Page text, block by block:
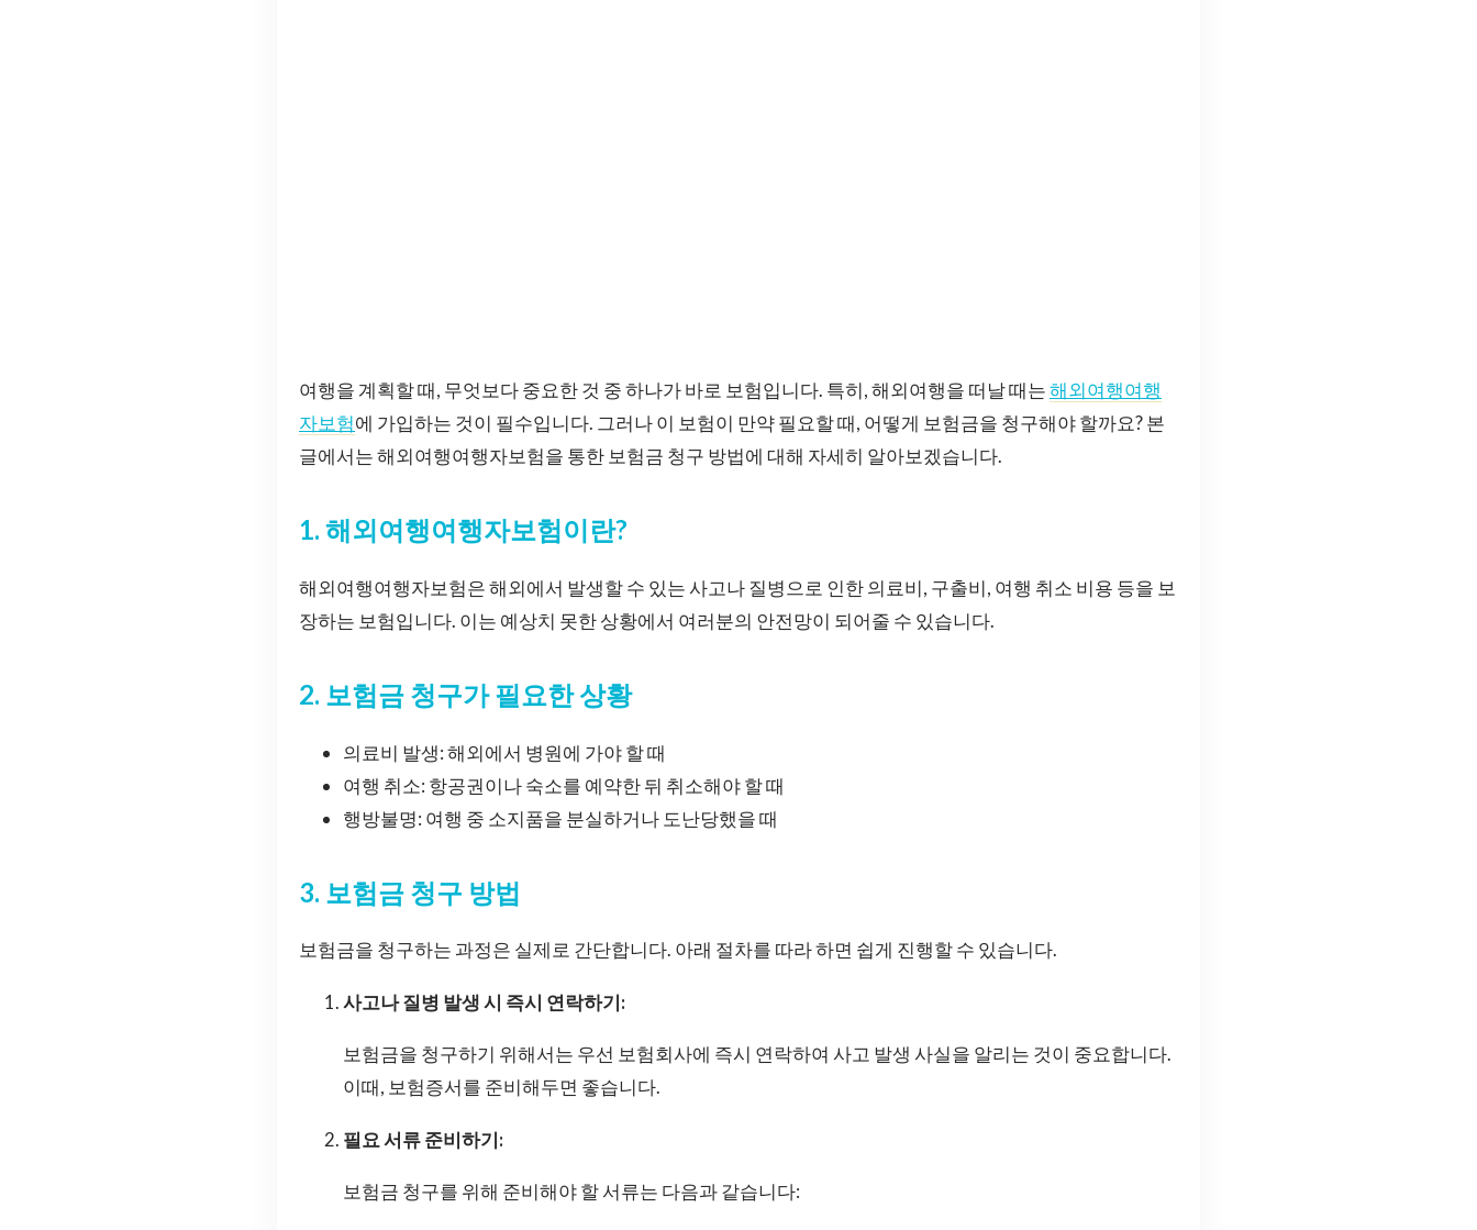
여행을 계획할 때, 무엇보다 중요한 것 중 하나가 바로 보험입니다. 특히, 해외여행을 떠날 때는해외여행여행
자보험에 가입하는 것이 필수입니다. 그러나 이 보험이 만약 필요할 때, 어떻게 보험금을 청구해야 할까요? 본
글에서는 해외여행여행자보험을 통한 보험금 청구 방법에 대해 자세히 알아보겠습니다.
1. 해외여행여행자보험이란?
해외여행여행자보험은 해외에서 발생할 수 있는 사고나 질병으로 인한 의료비, 구출비, 여행 취소 비용 등을 보
장하는 보험입니다. 이는 예상치 못한 상황에서 여러분의 안전망이 되어줄 수 있습니다.
2. 보험금 청구가 필요한 상황
의료비 발생: 해외에서 병원에 가야 할 때
여행 취소: 항공권이나 숙소를 예약한 뒤 취소해야 할 때
행방불명: 여행 중 소지품을 분실하거나 도난당했을 때
3. 보험금 청구 방법
보험금을 청구하는 과정은 실제로 간단합니다. 아래 절차를 따라 하면 쉽게 진행할 수 있습니다.
사고나 질병 발생 시 즉시 연락하기:
보험금을 청구하기 위해서는 우선 보험회사에 즉시 연락하여 사고 발생 사실을 알리는 것이 중요합니다.
이때, 보험증서를 준비해두면 좋습니다.
필요 서류 준비하기:
보험금 청구를 위해 준비해야 할 서류는 다음과 같습니다: